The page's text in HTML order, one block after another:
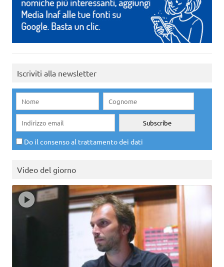
Iscriviti alla newsletter
Do il consenso al trattamento dei dati
Video del giorno